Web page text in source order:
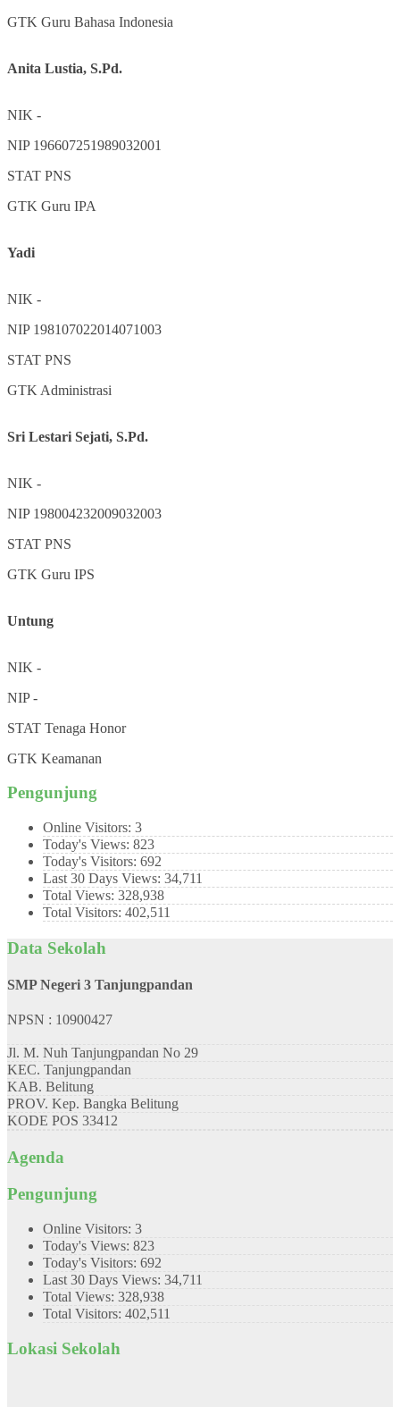
GTK Guru Bahasa Indonesia
Anita Lustia, S.Pd.
NIK -
NIP 196607251989032001
STAT PNS
GTK Guru IPA
Yadi
NIK -
NIP 198107022014071003
STAT PNS
GTK Administrasi
Sri Lestari Sejati, S.Pd.
NIK -
NIP 198004232009032003
STAT PNS
GTK Guru IPS
Untung
NIK -
NIP-
STAT Tenaga Honor
GTK Keamanan
Pengunjung
Online Visitors: 3
Today's Views: 823
Today's Visitors: 692
Last 30 Days Views: 34,711
Total Views: 328,938
Total Visitors: 402,511
Data Sekolah
SMP Negeri 3 Tanjungpandan
NPSN : 10900427
Jl. M. Nuh Tanjungpandan No 29
KEC. Tanjungpandan
KAB. Belitung
PROV. Kep. Bangka Belitung
KODE POS 33412
Agenda
Pengunjung
Online Visitors: 3
Today's Views: 823
Today's Visitors: 692
Last 30 Days Views: 34,711
Total Views: 328,938
Total Visitors: 402,511
Lokasi Sekolah